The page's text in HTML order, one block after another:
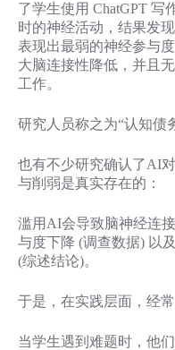
了学生使用 ChatGPT 写
时的神经活动，结果发
表现出最弱的神经参与
大脑连接性降低，并且
工作。
研究人员称之为“认知债
也有不少研究确认了AI
与削弱是真实存在的：
滥用AI会导致脑神经连
与度下降 (调查数据) 以
(综述结论)。
于是，在实践层面，经
当学生遇到难题时，他